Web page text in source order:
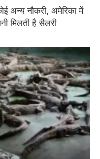
अन्य नौकरी, अमेरिका में
मिलती है सैलरी